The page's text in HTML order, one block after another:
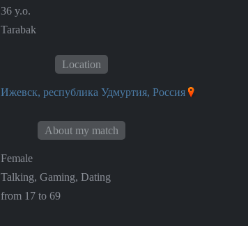
36 y.o.
Tarabak
Location
Ижевск, республика Удмуртия, Россия
About my match
Female
Talking, Gaming, Dating
from 17 to 69